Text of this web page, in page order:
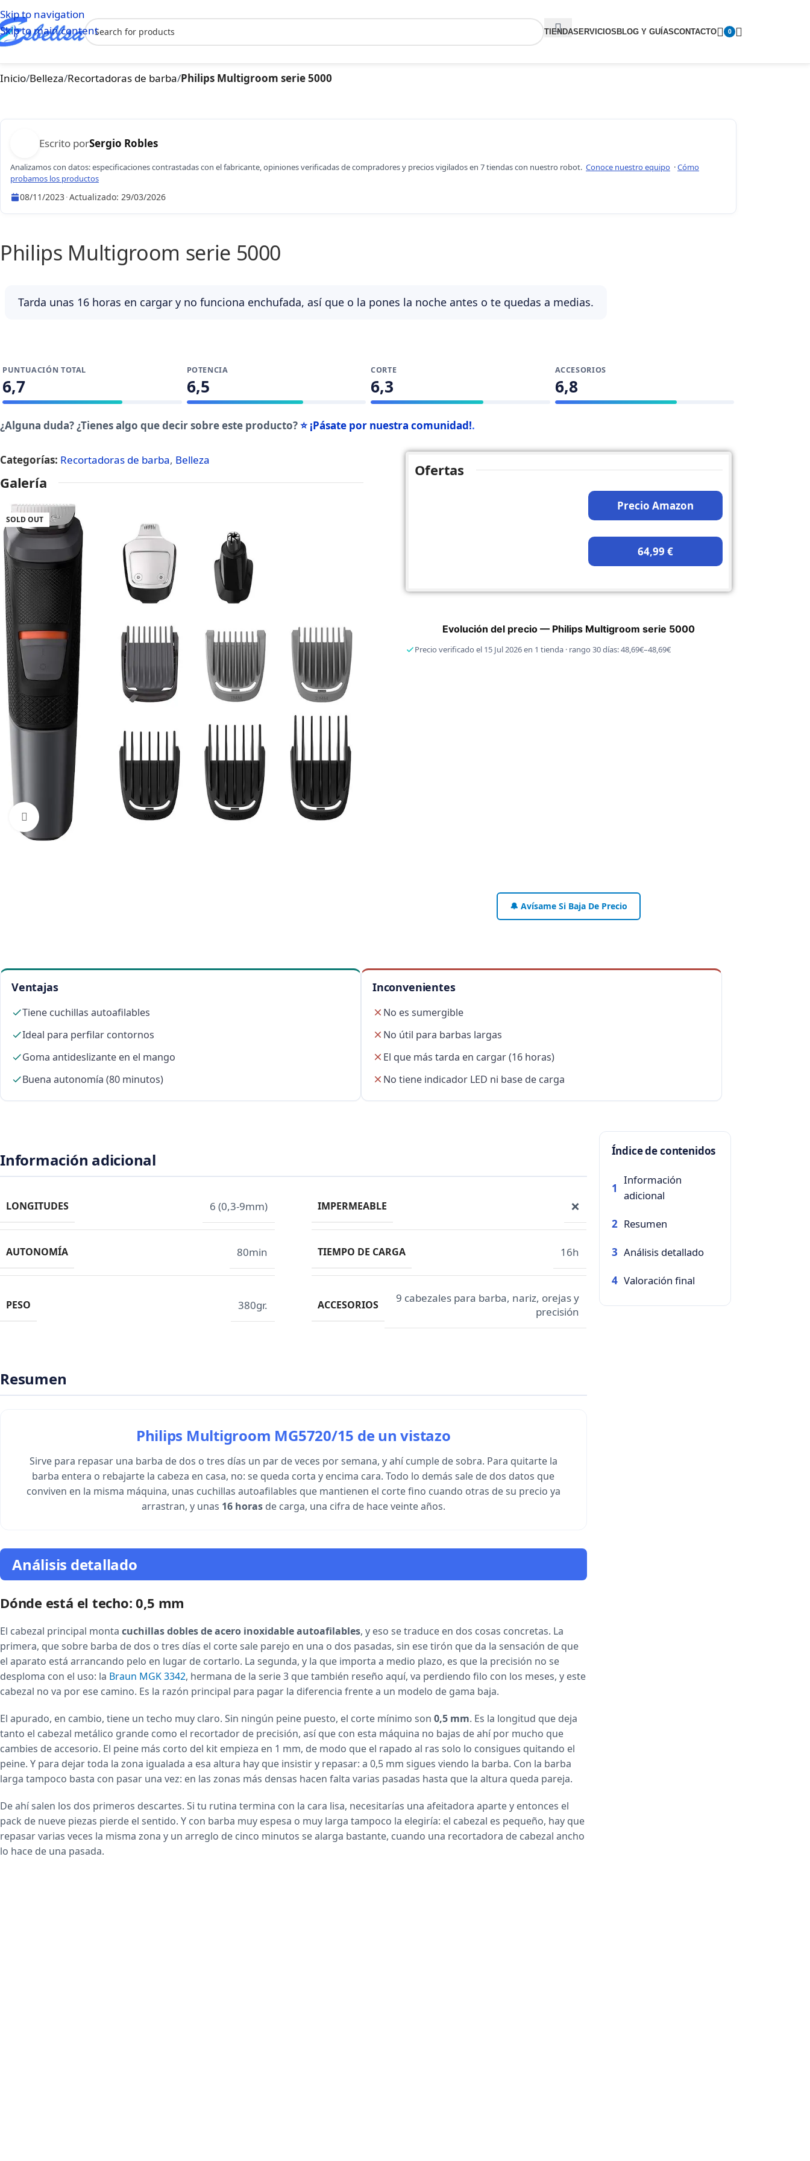
Skip to navigation
Skip to main content
TIENDASERVICIOSBLOG Y GUÍASCONTACTO 0
Inicio/Belleza/Recortadoras de barba/Philips Multigroom serie 5000
Escrito porSergio Robles
Analizamos con datos: especificaciones contrastadas con el fabricante, opiniones verificadas de compradores y precios vigilados en 7 tiendas con nuestro robot. Conoce nuestro equipo ·Cómo
probamos los productos
08/11/2023·Actualizado: 29/03/2026
Philips Multigroom serie 5000
Tarda unas 16 horas en cargar y no funciona enchufada, así que o la pones la noche antes o te quedas a medias.
PUNTUACIÓN TOTAL
6,7
POTENCIA
6,5
CORTE
6,3
ACCESORIOS
6,8
¿Alguna duda? ¿Tienes algo que decir sobre este producto?⭐ ¡Pásate por nuestra comunidad!.
Categorías: Recortadoras de barba, Belleza
Galería
SOLD OUT
Click to enlarge
Ofertas
Precio Amazon
64,99 €
Evolución del precio — Philips Multigroom serie 5000
Precio verificado el 15 Jul 2026 en 1 tienda · rango 30 días: 48,69€–48,69€
🔔 Avísame Si Baja De Precio
Ventajas
Tiene cuchillas autoafilables
Ideal para perfilar contornos
Goma antideslizante en el mango
Buena autonomía (80 minutos)
Inconvenientes
No es sumergible
No útil para barbas largas
El que más tarda en cargar (16 horas)
No tiene indicador LED ni base de carga
Información adicional
LONGITUDES 6 (0,3-9mm) IMPERMEABLE ❌
AUTONOMÍA 80min TIEMPO DE CARGA 16h
PESO 380gr. ACCESORIOS
9 cabezales para barba, nariz, orejas y
precisión
Resumen
Philips Multigroom MG5720/15 de un vistazo
Sirve para repasar una barba de dos o tres días un par de veces por semana, y ahí cumple de sobra. Para quitarte la
barba entera o rebajarte la cabeza en casa, no: se queda corta y encima cara. Todo lo demás sale de dos datos que
conviven en la misma máquina, unas cuchillas autoafilables que mantienen el corte fino cuando otras de su precio ya
arrastran, y unas 16 horasde carga, una cifra de hace veinte años.
Análisis detallado
Dónde está el techo: 0,5 mm
El cabezal principal monta cuchillas dobles de acero inoxidable autoafilables, y eso se traduce en dos cosas concretas. La
primera, que sobre barba de dos o tres días el corte sale parejo en una o dos pasadas, sin ese tirón que da la sensación de que
el aparato está arrancando pelo en lugar de cortarlo. La segunda, y la que importa a medio plazo, es que la precisión no se
desploma con el uso: la Braun MGK 3342, hermana de la serie 3 que también reseño aquí, va perdiendo filo con los meses, y este
cabezal no va por ese camino. Es la razón principal para pagar la diferencia frente a un modelo de gama baja.
El apurado, en cambio, tiene un techo muy claro. Sin ningún peine puesto, el corte mínimo son 0,5 mm. Es la longitud que deja
tanto el cabezal metálico grande como el recortador de precisión, así que con esta máquina no bajas de ahí por mucho que
cambies de accesorio. El peine más corto del kit empieza en 1 mm, de modo que el rapado al ras solo lo consigues quitando el
peine. Y para dejar toda la zona igualada a esa altura hay que insistir y repasar: a 0,5 mm sigues viendo la barba. Con la barba
larga tampoco basta con pasar una vez: en las zonas más densas hacen falta varias pasadas hasta que la altura queda pareja.
De ahí salen los dos primeros descartes. Si tu rutina termina con la cara lisa, necesitarías una afeitadora aparte y entonces el
pack de nueve piezas pierde el sentido. Y con barba muy espesa o muy larga tampoco la elegiría: el cabezal es pequeño, hay que
repasar varias veces la misma zona y un arreglo de cinco minutos se alarga bastante, cuando una recortadora de cabezal ancho
lo hace de una pasada.
Índice de contenidos
1
Información
adicional
2 Resumen
3 Análisis detallado
4 Valoración final